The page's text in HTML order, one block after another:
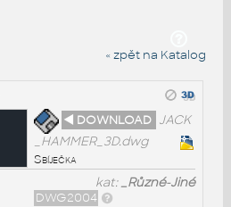
« zpět na Katalog
◄ DOWNLOAD JACK
_HAMMER_3D.dwg
Sbíječka
kat:_Různé-Jiné
DWG2004